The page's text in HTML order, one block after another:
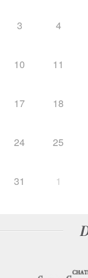
3 4
10 11
17 18
24 25
31 1